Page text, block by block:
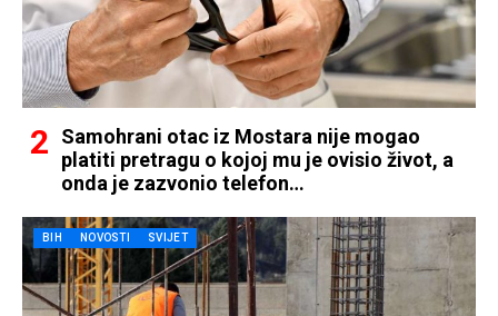
Samohrani otac iz Mostara nije mogao
platiti pretragu o kojoj mu je ovisio život, a
onda je zazvonio telefon…
BIH NOVOSTI SVIJET